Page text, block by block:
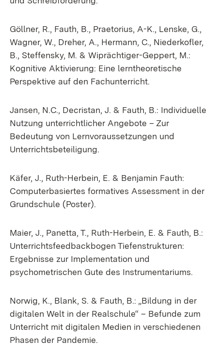
Göllner, R., Fauth, B., Praetorius, A-K., Lenske, G.,
Wagner, W., Dreher, A., Hermann, C., Niederkofler,
B., Steffensky, M. & Wiprächtiger-Geppert, M.:
Kognitive Aktivierung: Eine lerntheoretische
Perspektive auf den Fachunterricht.
Jansen, N.C., Decristan, J. & Fauth, B.: Individuelle
Nutzung unterrichtlicher Angebote – Zur
Bedeutung von Lernvoraussetzungen und
Unterrichtsbeteiligung.
Käfer, J., Ruth-Herbein, E. & Benjamin Fauth:
Computerbasiertes formatives Assessment in der
Grundschule (Poster).
Maier, J., Panetta, T., Ruth-Herbein, E. & Fauth, B.:
Unterrichtsfeedbackbogen Tiefenstrukturen:
Ergebnisse zur Implementation und
psychometrischen Gute des Instrumentariums.
Norwig, K., Blank, S. & Fauth, B.: „Bildung in der
digitalen Welt in der Realschule“ – Befunde zum
Unterricht mit digitalen Medien in verschiedenen
Phasen der Pandemie.